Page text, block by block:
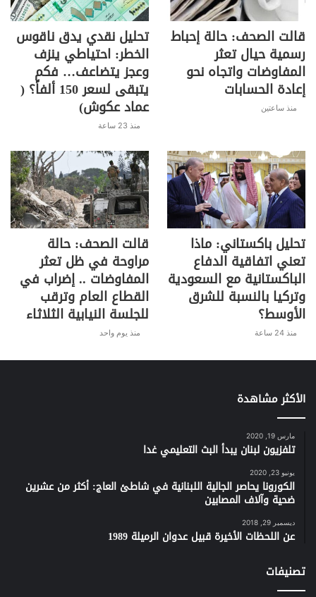
قالت الصحف: حالة إحباط
رسمية حيال تعثر
المفاوضات واتجاه نحو
إعادة الحسابات
منذ ساعتين
تحليل نقدي يدق ناقوس
الخطر: احتياطي ينزف
وعجز يتضاعف… فكم
يتبقى لسعر 150 ألفاً؟ (
عماد عكوش)
منذ 23 ساعة
تحليل باكستاني: ماذا
تعني اتفاقية الدفاع
الباكستانية مع السعودية
وتركيا بالنسبة للشرق
الأوسط؟
منذ 24 ساعة
قالت الصحف: حالة
مراوحة في ظل تعثر
المفاوضات .. إضراب في
القطاع العام وترقب
للجلسة النيابية الثلاثاء
منذ يوم واحد
الأكثر مشاهدة
مارس 19, 2020
تلفزيون لبنان يبدأ البث التعليمي غدا
يونيو 23, 2020
الكورونا يحاصر الجالية اللبنانية في شاطئ العاج: أكثر من عشرين
ضحية وآلاف المصابين
ديسمبر 29, 2018
عن اللحظات الأخيرة قبيل عدوان الرميلة 1989
تصنيفات